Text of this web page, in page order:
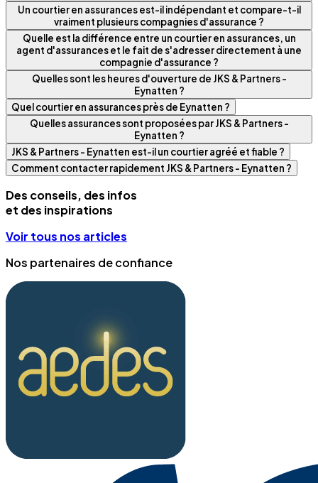
Un courtier en assurances est-il indépendant et compare-t-il
vraiment plusieurs compagnies d'assurance ?
Quelle est la différence entre un courtier en assurances, un
agent d'assurances et le fait de s'adresser directement à une
compagnie d'assurance ?
Quelles sont les heures d'ouverture de JKS & Partners -
Eynatten ?
Quel courtier en assurances près de Eynatten ?
Quelles assurances sont proposées par JKS & Partners -
Eynatten ?
JKS & Partners - Eynatten est-il un courtier agréé et fiable ?
Comment contacter rapidement JKS & Partners - Eynatten ?
Des conseils, des infos
et des inspirations
Voir tous nos articles
Nos partenaires de confiance